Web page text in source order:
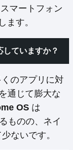
マートフォン
ます。
していますか？
のアプリに対
を通じて膨大な
OS は
ものの、ネイ
ないです。